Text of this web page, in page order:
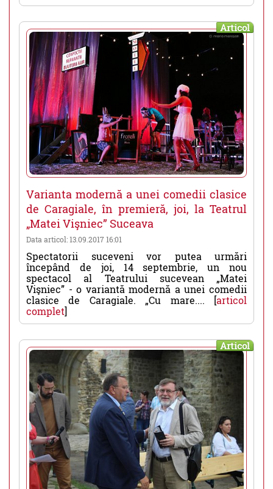
Articol
Varianta modernă a unei comedii clasice
de Caragiale, în premieră, joi, la Teatrul
„Matei Vişniec” Suceava
Data articol: 13.09.2017 16:01
Spectatorii suceveni vor putea urmări
începând de joi, 14 septembrie, un nou
spectacol al Teatrului sucevean „Matei
Vişniec” - o variantă modernă a unei comedii
clasice de Caragiale. „Cu mare.... [articol
complet]
Articol